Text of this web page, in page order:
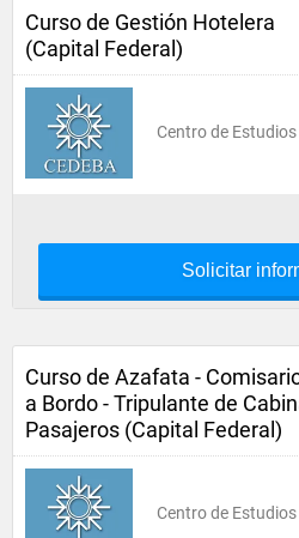
Curso de Gestión Hotelera
(Capital Federal)
Centro de
Solicitar
Curso de Azafata -
a Bordo - Tripulante de
Pasajeros (Capital Federal)
Centro de